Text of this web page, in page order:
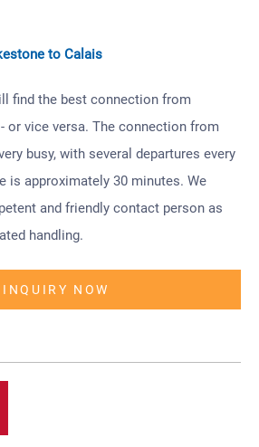
to Calais
find the best connection from
or vice versa. The connection from
busy, with several departures every
is approximately 30 minutes. We
and friendly contact person as
handling.
INQUIRY NOW